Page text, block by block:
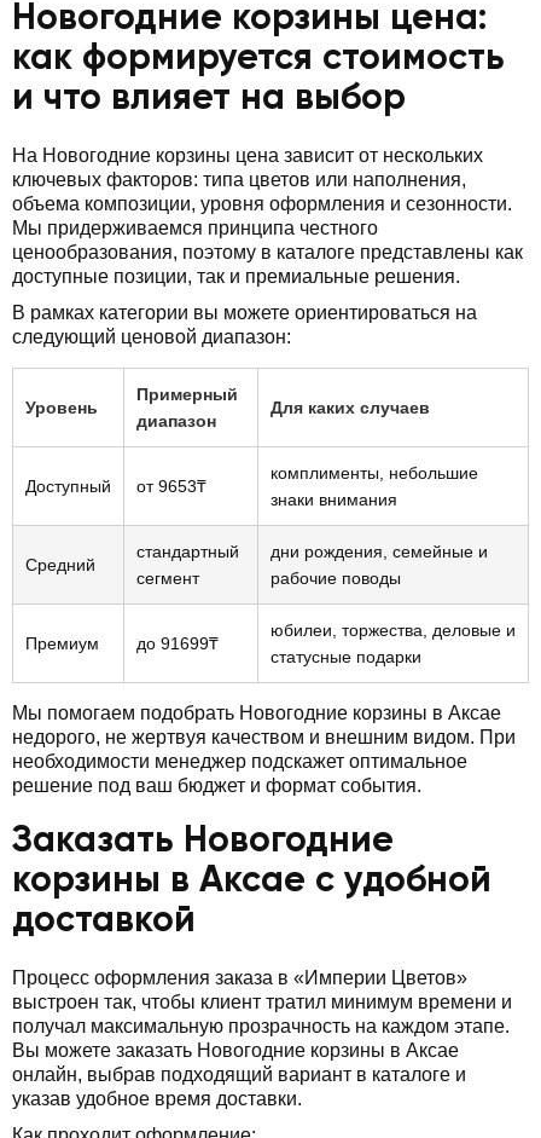
Новогодние корзины цена:
как формируется стоимость
и что влияет на выбор
На Новогодние корзины цена зависит от нескольких
ключевых факторов: типа цветов или наполнения,
объема композиции, уровня оформления и сезонности.
Мы придерживаемся принципа честного
ценообразования, поэтому в каталоге представлены как
доступные позиции, так и премиальные решения.
В рамках категории вы можете ориентироваться на
следующий ценовой диапазон:
Уровень
Примерный
диапазон
Для каких случаев
Доступный от 9653₸
комплименты, небольшие
знаки внимания
Средний
стандартный
сегмент
дни рождения, семейные и
рабочие поводы
Премиум до 91699₸
юбилеи, торжества, деловые и
статусные подарки
Мы помогаем подобрать Новогодние корзины в Аксае
недорого, не жертвуя качеством и внешним видом. При
необходимости менеджер подскажет оптимальное
решение под ваш бюджет и формат события.
Заказать Новогодние
корзины в Аксае с удобной
доставкой
Процесс оформления заказа в «Империи Цветов»
выстроен так, чтобы клиент тратил минимум времени и
получал максимальную прозрачность на каждом этапе.
Вы можете заказать Новогодние корзины в Аксае
онлайн, выбрав подходящий вариант в каталоге и
указав удобное время доставки.